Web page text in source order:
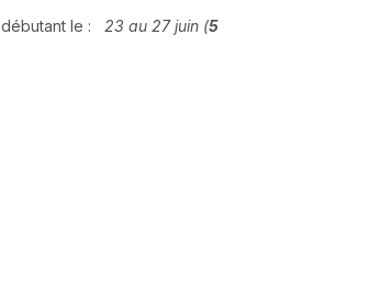
le : 23 au 27 juin (5